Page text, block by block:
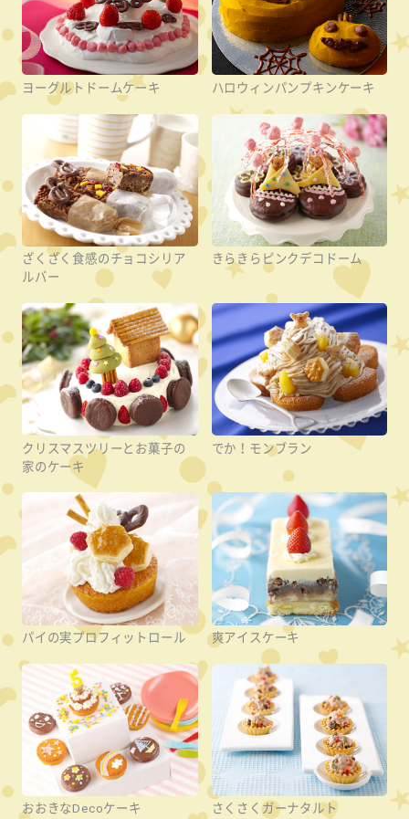
ヨーグルトドームケーキ ハロウィンパンプキンケーキ
ざくざく食感のチョコシリア
ルバー
きらきらピンクデコドーム
クリスマスツリーとお菓子の
家のケーキ
でか！モンブラン
パイの実プロフィットロール 爽アイスケーキ
おおきなDecoケーキ さくさくガーナタルト